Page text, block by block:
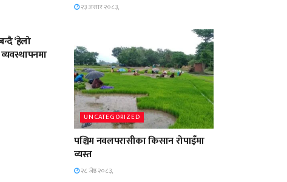
२३ असार २०८३,
‘हेलो
UNCATEGORIZED
पश्चिम नवलपरासीका किसान रोपाइँमा
व्यस्त
२८ जेष्ठ २०८३,